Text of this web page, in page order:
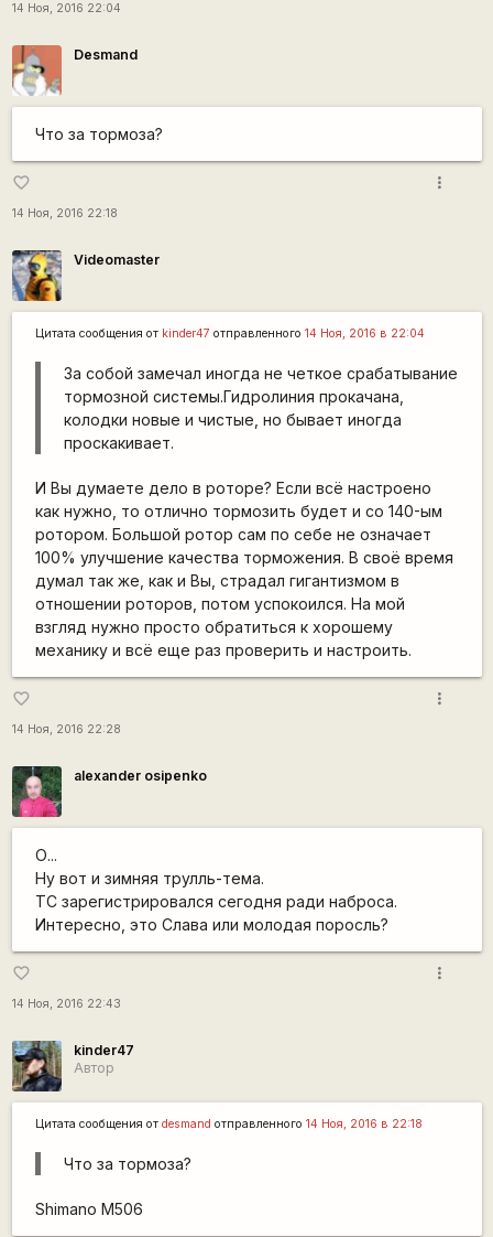
14 Ноя, 2016 22:04
Desmand
Что за тормоза?
favorite_border
14 Ноя, 2016 22:18
more_vert
Videomaster
Цитата сообщения от kinder47 отправленного 14 Ноя, 2016 в 22:04
За собой замечал иногда не четкое срабатывание
тормозной системы.Гидролиния прокачана,
колодки новые и чистые, но бывает иногда
проскакивает.
И Вы думаете дело в роторе? Если всё настроено
как нужно, то отлично тормозить будет и со 140-ым
ротором. Большой ротор сам по себе не означает
100% улучшение качества торможения. В своё время
думал так же, как и Вы, страдал гигантизмом в
отношении роторов, потом успокоился. На мой
взгляд нужно просто обратиться к хорошему
механику и всё еще раз проверить и настроить.
favorite_border
14 Ноя, 2016 22:28
more_vert
alexander osipenko
О...
Ну вот и зимняя трулль-тема.
ТС зарегистрировался сегодня ради наброса.
Интересно, это Слава или молодая поросль?
favorite_border
14 Ноя, 2016 22:43
more_vert
kinder47
Автор
Цитата сообщения от desmand отправленного 14 Ноя, 2016 в 22:18
Что за тормоза?
Shimano M506